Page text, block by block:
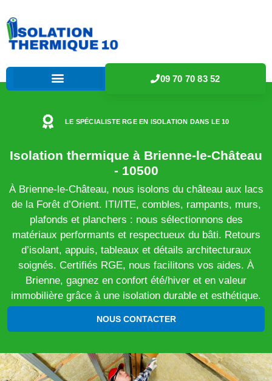
09 70 70 83 52
LE SPÉCIALISTE RGE EN ISOLATION DANS LE 10
Isolation thermique à Brienne-le-Château
- 10500
À Brienne-le-Château, nous isolons du château aux lacs
de la Forêt d’Orient. ITI/ITE, combles, rampants, murs,
plafonds et planchers : nous sélectionnons des
matériaux performants et respectueux du bâti. Retours
d’isolant, appuis, tableaux et détails architecturaux
soignés. Certifiés RGE, nous facilitons vos aides. À
Brienne, gagnez en confort été/hiver et en valeur
immobilière grâce à une isolation durable et esthétique.
NOUS CONTACTER